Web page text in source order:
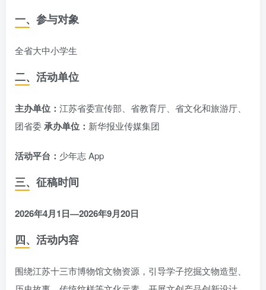
一、参与对象
全省大中小学生
二、活动单位
主办单位： 江苏省委宣传部、省教育厅、省文化和旅游厅、
团省委承办单位： 新华报业传媒集团
活动平台： 少年志 App
三、征稿时间
2026年4月1日—2026年9月20日
四、活动内容
围绕江苏十三市博物馆文物资源，引导学子挖掘文物造型、